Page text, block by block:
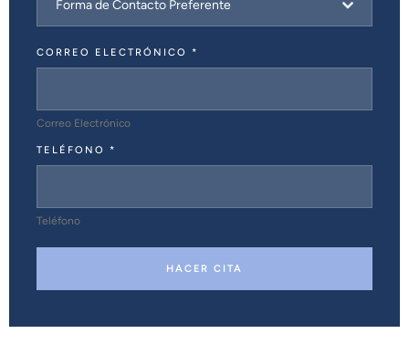
Forma de Contacto Preferente
CORREO ELECTRÓNICO *
Correo Electrónico
TELÉFONO *
Teléfono
HACER CITA